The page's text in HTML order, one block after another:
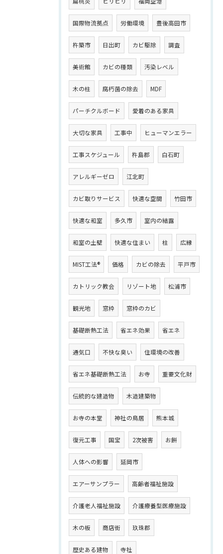
国際物流拠点 労働環境 豊後高田市
杵築市 日出町 カビ駆除 調査
美術館 カビの種類 汚染レベル
木の柱 腐朽菌の除去 MDF
パーチクルボード 愛着のある家具
大切な家具 工事中 ヒューマンエラー
工事スケジュール 杵島郡 白石町
アレルギーゼロ 江北町
カビ取りサービス 快適な空間 竹田市
快適な和室 多久市 室内の結露
和室の土壁 快適な住まい 柱 広縁
MIST工法® 価格 カビの除去 平戸市
カトリック教会 リゾート地 松浦市
観光地 窓枠 窓枠のカビ
基礎断熱工法 省エネ効果 省エネ
通気口 不快な臭い 住環境の改善
省エネ基礎断熱工法 お寺 重要文化財
伝統的な建造物 木造建築物
お寺の本堂 神社の鳥居 熊本城
復元工事 国宝 2次被害 お餅
人体への影響 延岡市
エアーサンプラー 高齢者福祉施設
介護老人福祉施設 介護療養型医療施設
木の板 商店街 玖珠郡
歴史ある建物 寺社